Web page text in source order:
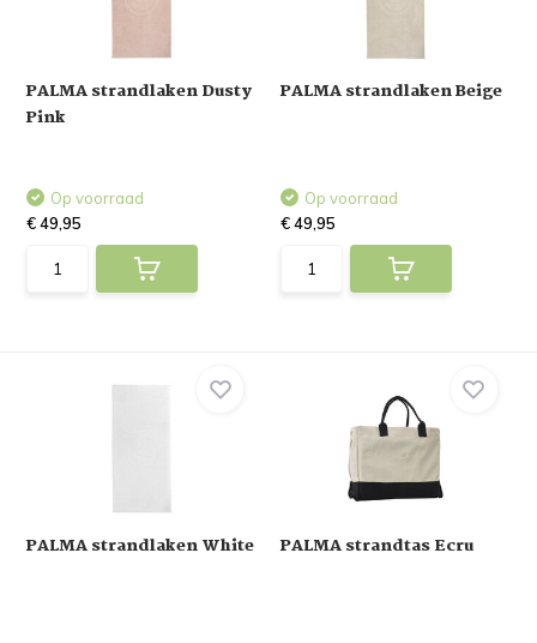
PALMA strandlaken Dusty
Pink
Op voorraad
€ 49,95
PALMA strandlaken Beige
Op voorraad
€ 49,95
PALMA strandlaken White PALMA strandtas Ecru